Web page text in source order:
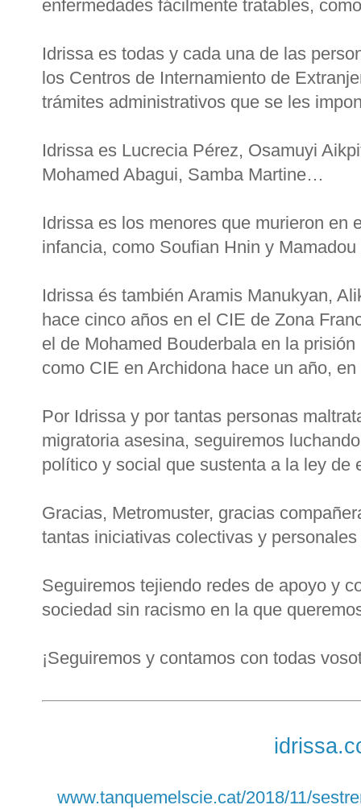
enfermedades fácilmente tratables,
Idrissa es todas y cada una de las
los Centros de Internamiento de
trámites administrativos que se les
Idrissa es Lucrecia Pérez, Osamuyi
Mohamed Abagui, Samba Martine…
Idrissa es los menores que murieron en
infancia, como Soufian Hnin y
Idrissa és también Aramis Manukyan,
hace cinco años en el CIE de Zona
el de Mohamed Bouderbala en la
como CIE en Archidona hace un año,
Por Idrissa y por tantas personas
migratoria asesina, seguiremos
político y social que sustenta a la ley de
Gracias, Metromuster, gracias
tantas iniciativas colectivas y
Seguiremos tejiendo redes de apoyo y
sociedad sin racismo en la que
¡Seguiremos y contamos con todas
www.tanquemelscie.cat/2018/11/